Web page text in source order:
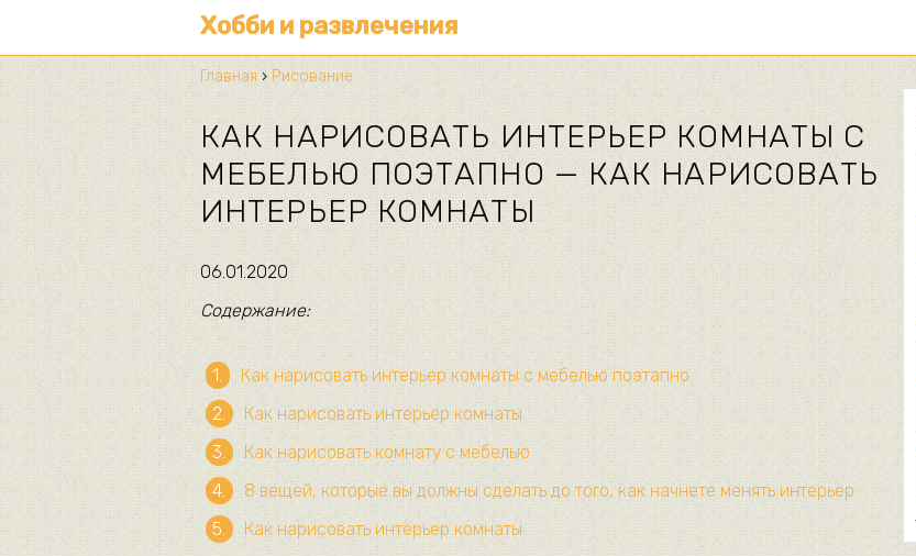
Хобби и развлечения
Главная › Рисование
КАК НАРИСОВАТЬ ИНТЕРЬЕР КОМНАТЫ С
МЕБЕЛЬЮ ПОЭТАПНО — КАК НАРИСОВАТЬ
ИНТЕРЬЕР КОМНАТЫ
06.01.2020
Содержание:
Как нарисовать интерьер комнаты с мебелью поэтапно
Как нарисовать интерьер комнаты
Как нарисовать комнату с мебелью
8 вещей, которые вы должны сделать до того, как начнете менять интерьер
Как нарисовать интерьер комнаты